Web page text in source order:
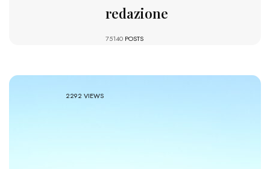
redazione
75140 POSTS
2292 VIEWS